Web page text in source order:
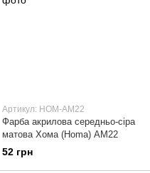
Артикул: HOM-AM22
Фарба акрилова середньо-сіра
матова Хома (Homa) АМ22
52 грн